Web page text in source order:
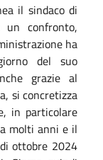
il sindaco di
un confronto,
ha
del suo
grazie al
si concretizza
in particolare
molti anni e il
ottobre 2024